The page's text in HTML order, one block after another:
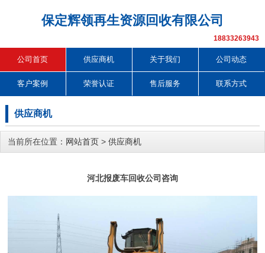
保定辉领再生资源回收有限公司
18833263943
公司首页 供应商机 关于我们 公司动态
客户案例 荣誉认证 售后服务 联系方式
供应商机
当前所在位置： 网站首页 > 供应商机
河北报废车回收公司咨询